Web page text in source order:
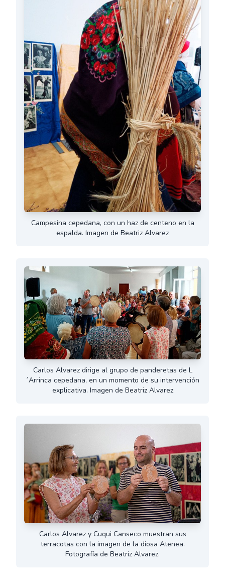
Campesina cepedana, con un haz de centeno en la
espalda. Imagen de Beatriz Alvarez
Carlos Alvarez dirige al grupo de panderetas de L
´Arrinca cepedana, en un momento de su intervención
explicativa. Imagen de Beatriz Alvarez
Carlos Alvarez y Cuqui Canseco muestran sus
terracotas con la imagen de la diosa Atenea.
Fotografía de Beatriz Alvarez.